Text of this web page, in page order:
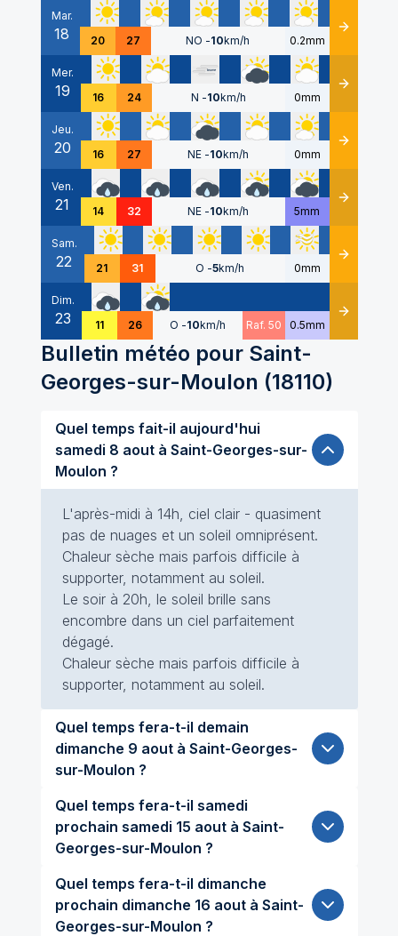
Mar.
18 20 27 NO -10km/h 0.2mm Détails
Mer.
19 16 24 N -10km/h 0mm Détails
Jeu.
20 16 27 NE -10km/h 0mm Détails
Ven.
21 14 32 NE -10km/h 5mm Détails
Sam.
22 21 31 O -5km/h 0mm Détails
Dim.
23 11 26 O -10km/h Raf. 50 0.5mm Détails
Bulletin météo pour Saint-
Georges-sur-Moulon (18110)
Quel temps fait-il aujourd'hui
samedi 8 aout à Saint-Georges-sur-
Moulon ?
L'après-midi à 14h, ciel clair - quasiment
pas de nuages et un soleil omniprésent.
Chaleur sèche mais parfois difficile à
supporter, notamment au soleil.
Le soir à 20h, le soleil brille sans
encombre dans un ciel parfaitement
dégagé.
Chaleur sèche mais parfois difficile à
supporter, notamment au soleil.
Quel temps fera-t-il demain
dimanche 9 aout à Saint-Georges-
sur-Moulon ?
Quel temps fera-t-il samedi
prochain samedi 15 aout à Saint-
Georges-sur-Moulon ?
Quel temps fera-t-il dimanche
prochain dimanche 16 aout à Saint-
Georges-sur-Moulon ?